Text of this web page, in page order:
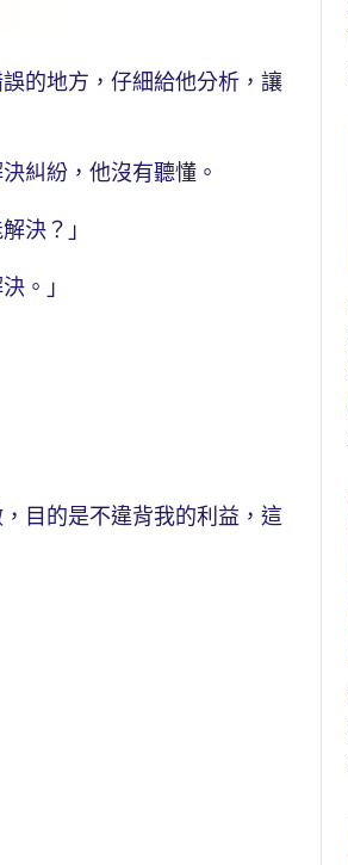
的地方，仔細給他分析，讓
糾紛，他沒有聽懂。
決？」
。」
目的是不違背我的利益，這